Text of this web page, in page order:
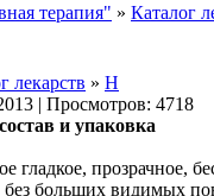
терапия" » Каталог
лекарств » Н
| Просмотров: 4718
и упаковка
гладкое, прозрачное,
без больших видимых